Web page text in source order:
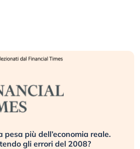
più dell’economia reale.
gli errori del 2008?